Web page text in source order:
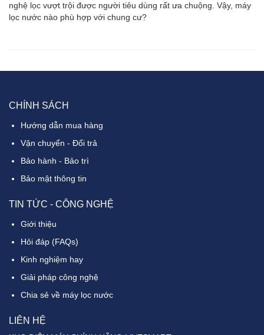
nghệ lọc vượt trội được người tiêu dùng rất ưa chuộng. Vậy, máy
lọc nước nào phù hợp với chung cư?
CHÍNH SÁCH
Hướng dẫn mua hàng
Vận chuyển - Đổi trả
Bảo hành - Bảo trì
Bảo mật thông tin
TIN TỨC - CÔNG NGHỆ
Giới thiệu
Hỏi đáp (FAQs)
Kinh nghiệm hay
Giải pháp công nghệ
Chia sẻ về máy lọc nước
LIÊN HỆ